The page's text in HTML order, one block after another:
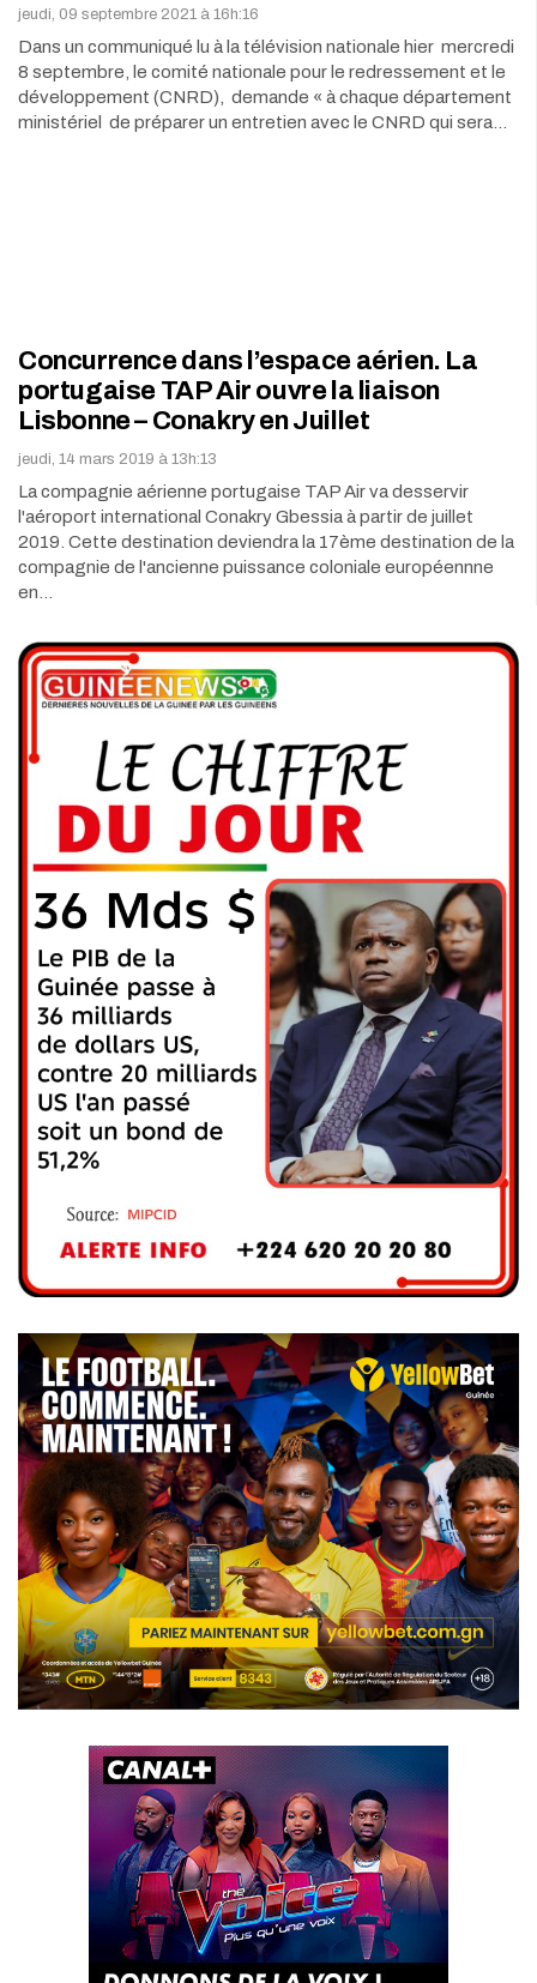
jeudi, 09 septembre 2021 à 16h:16
Dans un communiqué lu à la télévision nationale hier mercredi
8 septembre, le comité nationale pour le redressement et le
développement (CNRD), demande « à chaque département
ministériel de préparer un entretien avec le CNRD qui sera…
Concurrence dans l’espace aérien. La
portugaise TAP Air ouvre la liaison
Lisbonne – Conakry en Juillet
jeudi, 14 mars 2019 à 13h:13
La compagnie aérienne portugaise TAP Air va desservir
l'aéroport international Conakry Gbessia à partir de juillet
2019. Cette destination deviendra la 17ème destination de la
compagnie de l'ancienne puissance coloniale européennne
en…